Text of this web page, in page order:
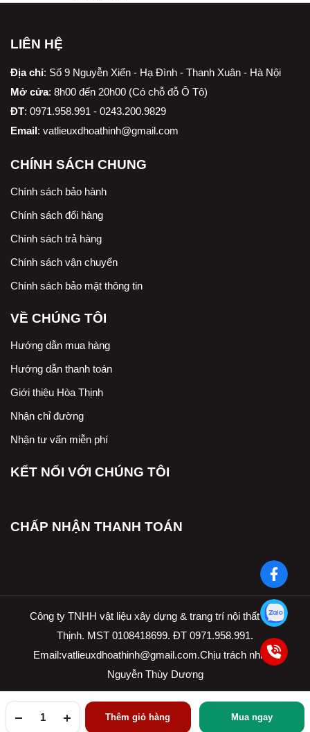
Thêm giỏ hàng Mua ngay
LIÊN HỆ
Địa chỉ: Số 9 Nguyễn Xiển - Hạ Đình - Thanh Xuân - Hà Nội
Mở cửa: 8h00 đến 20h00 (Có chỗ đỗ Ô Tô)
ĐT: 0971.958.991 - 0243.200.9829
Email: vatlieuxdhoathinh@gmail.com
CHÍNH SÁCH CHUNG
Chính sách bảo hành
Chính sách đổi hàng
Chính sách trả hàng
Chính sách vận chuyển
Chính sách bảo mật thông tin
VỀ CHÚNG TÔI
Hướng dẫn mua hàng
Hướng dẫn thanh toán
Giới thiệu Hòa Thịnh
Nhận chỉ đường
Nhận tư vấn miễn phí
KẾT NỐI VỚI CHÚNG TÔI
CHẤP NHẬN THANH TOÁN
Công ty TNHH vật liệu xây dựng & trang trí nội thất Hòa
Thịnh. MST 0108418699. ĐT 0971.958.991.
Email:vatlieuxdhoathinh@gmail.com.Chịu trách nhiệm
Nguyễn Thùy Dương